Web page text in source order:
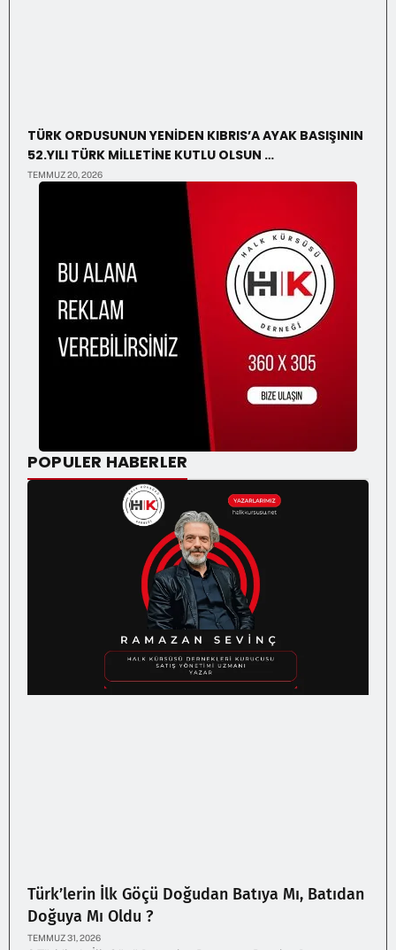
TÜRK ORDUSUNUN YENİDEN KIBRIS’A AYAK BASIŞININ
52.YILI TÜRK MİLLETİNE KUTLU OLSUN …
TEMMUZ 20, 2026
POPULER HABERLER
Türk’lerin İlk Göçü Doğudan Batıya Mı, Batıdan
Doğuya Mı Oldu ?
TEMMUZ 31, 2026